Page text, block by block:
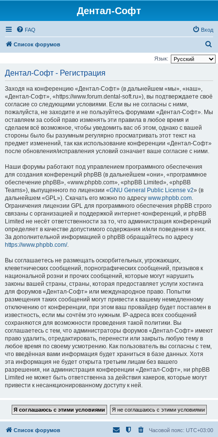
Дентал-Софт
FAQ Вход
Список форумов
о
Язык:
Дентал-Софт - Регистрация
Заходя на конференцию «Дентал-Софт» (в дальнейшем «мы», «наш»,
«Дентал-Софт», «https://www.forum.dental-soft.ru»), вы подтверждаете своё
согласие со следующими условиями. Если вы не согласны с ними,
пожалуйста, не заходите и не пользуйтесь форумами «Дентал-Софт». Мы
оставляем за собой право изменять эти правила в любое время и
сделаем всё возможное, чтобы уведомить вас об этом, однако с вашей
стороны было бы разумным регулярно просматривать этот текст на
предмет изменений, так как использование конференции «Дентал-Софт»
после обновления/исправления условий означает ваше согласие с ними.
Наши форумы работают под управлением программного обеспечения
для создания конференций phpBB (в дальнейшем «они», «программное
обеспечение phpBB», «www.phpbb.com», «phpBB Limited», «phpBB
Teams»), выпущенного по лицензии «GNU General Public License v2» (в
дальнейшем «GPL»). Скачать его можно по адресу www.phpbb.com.
Ограничения лицензии GPL для программного обеспечения phpBB строго
связаны с организацией и поддержкой интернет-конференций, и phpBB
Limited не несёт ответственности за то, что администрация конференций
определяет в качестве допустимого содержания и/или поведения в них.
За дополнительной информацией о phpBB обращайтесь по адресу
https://www.phpbb.com/.
Вы соглашаетесь не размещать оскорбительных, угрожающих,
клеветнических сообщений, порнографических сообщений, призывов к
национальной розни и прочих сообщений, которые могут нарушить
законы вашей страны, страны, которая предоставляет услуги хостинга
для форумов «Дентал-Софт» или международное право. Попытки
размещения таких сообщений могут привести к вашему немедленному
отключению от конференции, при этом ваш провайдер будет поставлен в
известность, если мы сочтём это нужным. IP-адреса всех сообщений
сохраняются для возможности проведения такой политики. Вы
соглашаетесь с тем, что администраторы форумов «Дентал-Софт» имеют
право удалить, отредактировать, перенести или закрыть любую тему в
любое время по своему усмотрению. Как пользователь вы согласны с тем,
что введённая вами информация будет храниться в базе данных. Хотя
эта информация не будет открыта третьим лицам без вашего
разрешения, ни администрация конференции «Дентал-Софт», ни phpBB
Limited не может быть ответственна за действия хакеров, которые могут
привести к несанкционированному доступу к ней.
Список форумов Часовой пояс: UTC+03:00